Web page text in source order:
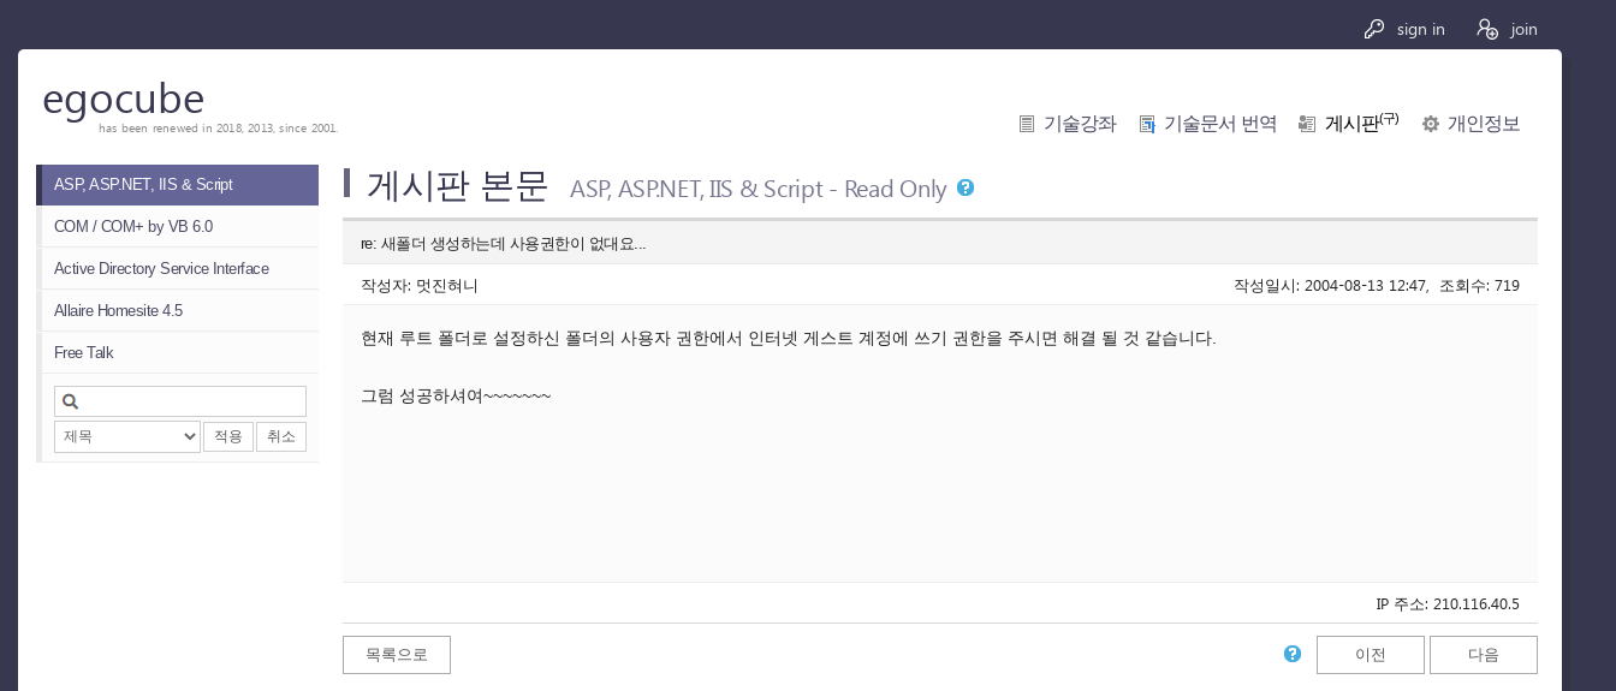
sign in join
egocube
has been renewed in 2018, 2013, since 2001. 기술강좌 기술문서 번역 게시판(구) 개인정보
ASP, ASP.NET, IIS & Script
COM / COM+ by VB 6.0
Active Directory Service Interface
Allaire Homesite 4.5
Free Talk
적용 취소
게시판 본문 ASP, ASP.NET, IIS & Script - Read Only
re: 새폴더 생성하는데 사용권한이 없대요...
작성자: 멋진혀니 작성일시: 2004-08-13 12:47, 조회수: 719
현재 루트 폴더로 설정하신 폴더의 사용자 권한에서 인터넷 게스트 계정에 쓰기 권한을 주시면 해결 될 것 같습니다.
그럼 성공하셔여~~~~~~~
IP 주소: 210.116.40.5
목록으로 이전 다음